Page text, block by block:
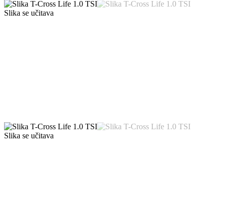
Slika se učitava
Slika se učitava